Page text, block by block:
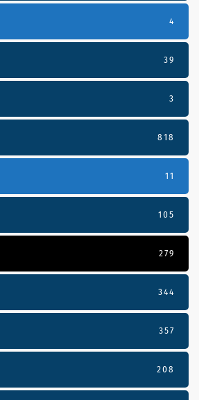
4
39
3
818
11
105
279
344
357
208